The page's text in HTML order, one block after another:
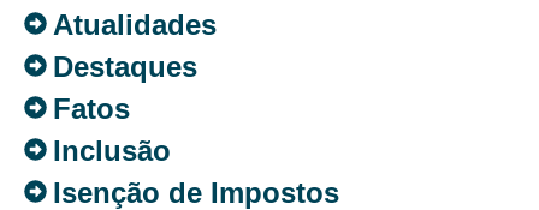
Atualidades
Destaques
Fatos
Inclusão
Isenção de Impostos